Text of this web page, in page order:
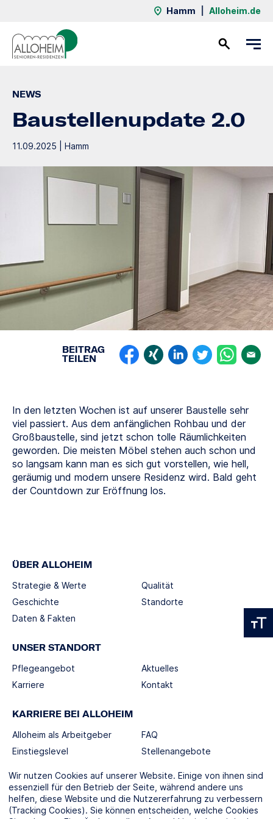
Hamm Alloheim.de
NEWS
Baustellenupdate 2.0
11.09.2025 | Hamm
BEITRAG
TEILEN
In den letzten Wochen ist auf unserer Baustelle sehr
viel passiert. Aus dem anfänglichen Rohbau und der
Großbaustelle, sind jetzt schon tolle Räumlichkeiten
geworden. Die meisten Möbel stehen auch schon und
so langsam kann man es sich gut vorstellen, wie hell,
geräumig und modern unsere Residenz wird. Bald geht
der Countdown zur Eröffnung los.
ÜBER ALLOHEIM
Strategie & Werte
Geschichte
Daten & Fakten
Qualität
Standorte
UNSER STANDORT
Pflegeangebot
Karriere
Aktuelles
Kontakt
KARRIERE BEI ALLOHEIM
Alloheim als Arbeitgeber
Einstiegslevel
FAQ
Stellenangebote
SOCIAL MEDIA
Wir nutzen Cookies auf unserer Website. Einige von ihnen sind
essenziell für den Betrieb der Seite, während andere uns
helfen, diese Website und die Nutzererfahrung zu verbessern
(Tracking Cookies). Sie können entscheiden, welche Cookies